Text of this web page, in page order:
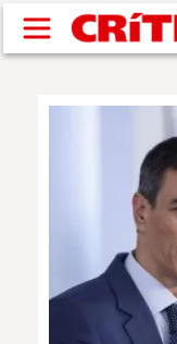
Pasar al contenido
POLÍTICA